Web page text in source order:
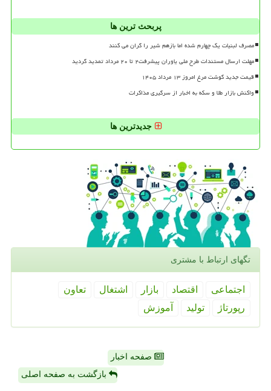
پربحث ترین ها
مصرف لبنیات یک چهارم شده اما بازهم شیر را گران می کنند
مهلت ارسال مستندات طرح ملی یاوران پیشرفت۲ تا ۲۰ مرداد تمدید گردید
قیمت جدید گوشت مرغ امروز ۱۳ مرداد ۱۴۰۵
واکنش بازار طلا و سکه به اخبار از سرگیری مذاکرات
جدیدترین ها
تگهای ارتباط با مشتری
اجتماعی اقتصاد بازار اشتغال
تعاون
رپورتاژ
تولید آموزش
صفحه اخبار
بازگشت به صفحه اصلی